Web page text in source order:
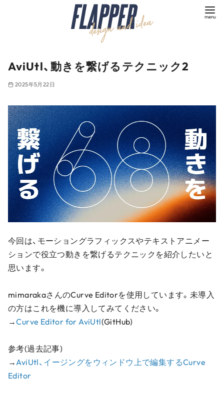
AviUtl、動きを繋げるテクニック2
2025年5月22日
今回は、モーショングラフィックスやテキストアニメー
ションで役立つ動きを繋げるテクニックを紹介したいと
思います。
mimarakaさんのCurve Editorを使用しています。未導入
の方はこれを機に導入してみてください。
→Curve Editor for AviUtl(GitHub)
参考(過去記事)
→AviUtl、イージングをウィンドウ上で編集するCurve
Editor